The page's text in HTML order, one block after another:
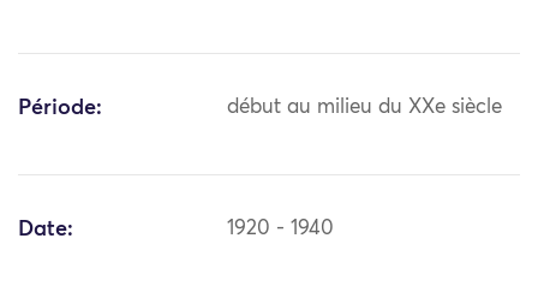
Période: début au milieu du XXe siècle
Date: 1920 - 1940